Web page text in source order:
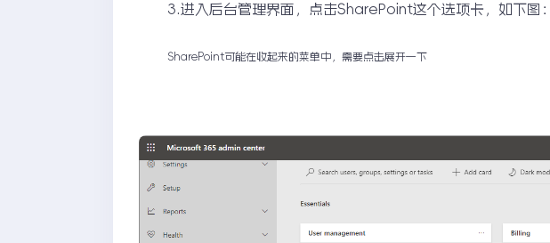
3.进入后台管理界面，点击SharePoint这个选项卡，如下图：
SharePoint可能在收起来的菜单中，需要点击展开一下